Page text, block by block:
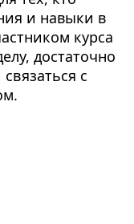
и навыки в
курса
достаточно
с